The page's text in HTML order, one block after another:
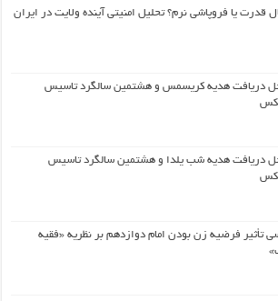
قدرت یا فروپاشی نرم؟ تحلیل امنیتی آینده ولایت در ایران
دریافت هدیه کریسمس و هشتمین سالگرد تاسیس
دریافت هدیه شب یلدا و هشتمین سالگرد تاسیس
تأثیر فرضیه زن بودن امام دوازدهم بر نظریه «فقیه